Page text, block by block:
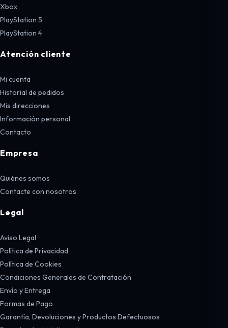
Xbox
PlayStation 5
PlayStation 4
Atención cliente
Mi cuenta
Historial de pedidos
Mis direcciones
Información personal
Contacto
Empresa
Quiénes somos
Contacte con nosotros
Legal
Aviso Legal
Política de Privacidad
Política de Cookies
Condiciones Generales de Contratación
Envío y Entrega
Formas de Pago
Garantía, Devoluciones y Productos Defectuosos